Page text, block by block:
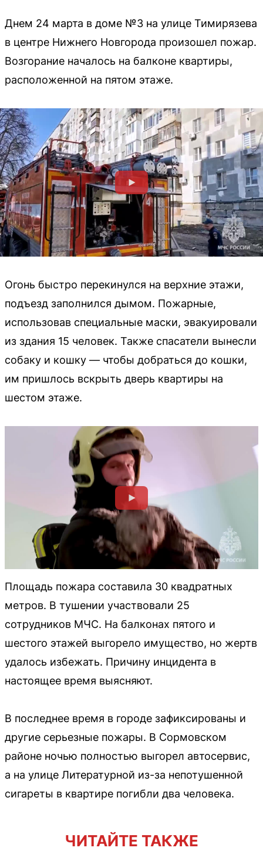
Днем 24 марта в доме №3 на улице Тимирязева
в центре Нижнего Новгорода произошел пожар.
Возгорание началось на балконе квартиры,
расположенной на пятом этаже.
Огонь быстро перекинулся на верхние этажи,
подъезд заполнился дымом. Пожарные,
использовав специальные маски, эвакуировали
из здания 15 человек. Также спасатели вынесли
собаку и кошку — чтобы добраться до кошки,
им пришлось вскрыть дверь квартиры на
шестом этаже.
Площадь пожара составила 30 квадратных
метров. В тушении участвовали 25
сотрудников МЧС. На балконах пятого и
шестого этажей выгорело имущество, но жертв
удалось избежать. Причину инцидента в
настоящее время выясняют.
В последнее время в городе зафиксированы и
другие серьезные пожары. В Сормовском
районе ночью полностью выгорел автосервис,
а на улице Литературной из-за непотушенной
сигареты в квартире погибли два человека.
ЧИТАЙТЕ ТАКЖЕ